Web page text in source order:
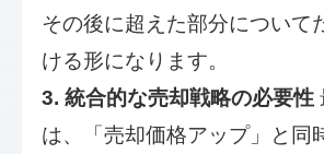
その後に超えた部分について
ける形になります。
3. 統合的な売却戦略の必要性
は、「売却価格アップ」と同